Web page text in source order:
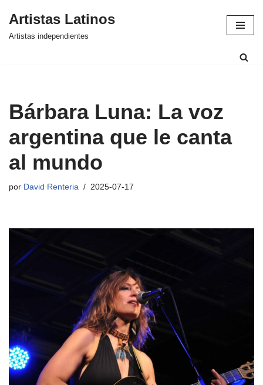
Saltar
Artistas Latinos
Artistas independientes
Bárbara Luna: La voz
argentina que le canta
al mundo
por David Renteria 2025-07-17